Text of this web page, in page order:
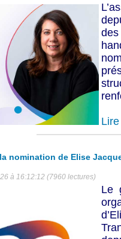
nomination de Elise
à 16:12:12 (7960 lectures)
Le